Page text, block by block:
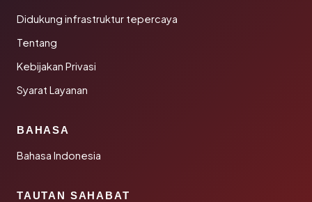
Didukung infrastruktur tepercaya
Tentang
Kebijakan Privasi
Syarat Layanan
BAHASA
Bahasa Indonesia
TAUTAN SAHABAT